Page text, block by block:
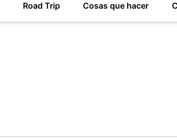
Road Trip Cosas que hacer